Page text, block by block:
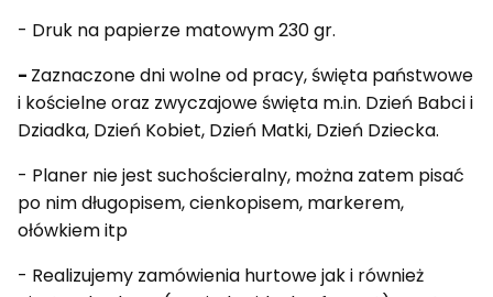
- Druk na papierze matowym 230 gr.
- Zaznaczone dni wolne od pracy, święta państwowe
i kościelne oraz zwyczajowe święta m.in. Dzień Babci i
Dziadka, Dzień Kobiet, Dzień Matki, Dzień Dziecka.
- Planer nie jest suchościeralny, można zatem pisać
po nim długopisem, cienkopisem, markerem,
ołówkiem itp
- Realizujemy zamówienia hurtowe jak i również